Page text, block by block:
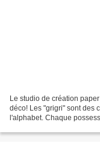
Le studio de création
déco! Les "grigri" sont des
l'alphabet. Chaque